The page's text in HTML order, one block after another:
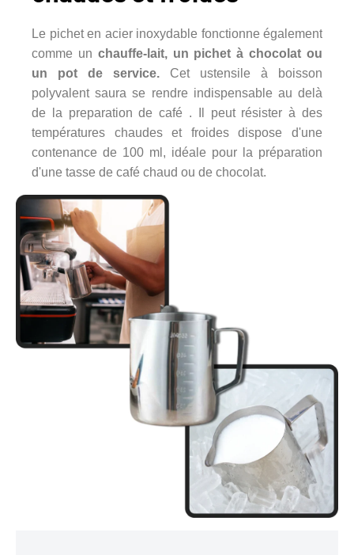
Le pichet en acier inoxydable fonctionne également
comme un chauffe-lait, un pichet à chocolat ou
un pot de service. Cet ustensile à boisson
polyvalent saura se rendre indispensable au delà
de la preparation de café . Il peut résister à des
températures chaudes et froides dispose d'une
contenance de 100 ml, idéale pour la préparation
d'une tasse de café chaud ou de chocolat.